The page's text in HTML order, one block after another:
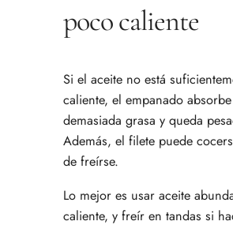
poco caliente
Si el aceite no está
caliente, el empanado absorbe
demasiada grasa y queda
Además, el filete puede
de freírse.
Lo mejor es usar aceite
caliente, y freír en tandas si